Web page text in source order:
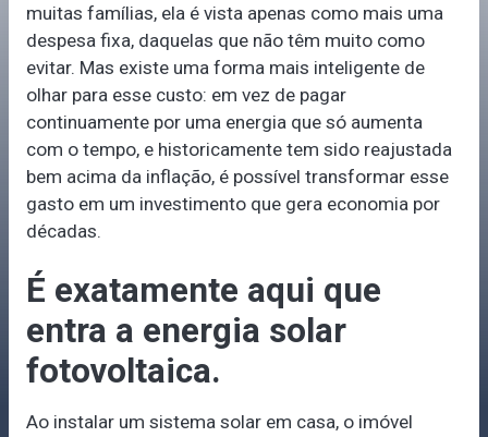
muitas famílias, ela é vista apenas como mais uma
despesa fixa, daquelas que não têm muito como
evitar. Mas existe uma forma mais inteligente de
olhar para esse custo: em vez de pagar
continuamente por uma energia que só aumenta
com o tempo, e historicamente tem sido reajustada
bem acima da inflação, é possível transformar esse
gasto em um investimento que gera economia por
décadas.
É exatamente aqui que
entra a energia solar
fotovoltaica.
Ao instalar um sistema solar em casa, o imóvel